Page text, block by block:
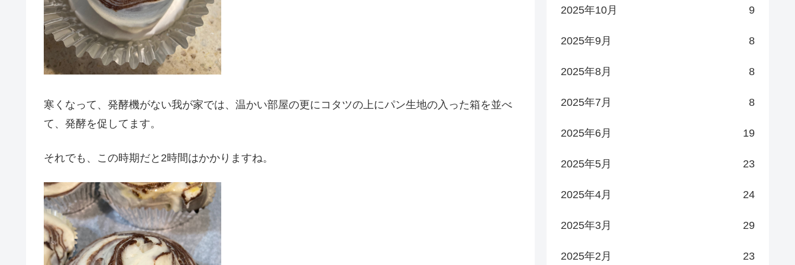
寒くなって、発酵機がない我が家では、温かい部屋の更にコタツの上にパン生地の入った箱を並べ
て、発酵を促してます。
それでも、この時期だと2時間はかかりますね。
2025年10月 9
2025年9月 8
2025年8月 8
2025年7月 8
2025年6月 19
2025年5月 23
2025年4月 24
2025年3月 29
2025年2月 23